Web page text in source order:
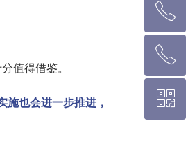
值得借鉴。
施也会进一步推进，
墨尔本热线 1300 039 646
ꂅ
悉 尼 热线 02 9282 9836
ꂅ
布里斯班热线 0426 456 158
ꀥ